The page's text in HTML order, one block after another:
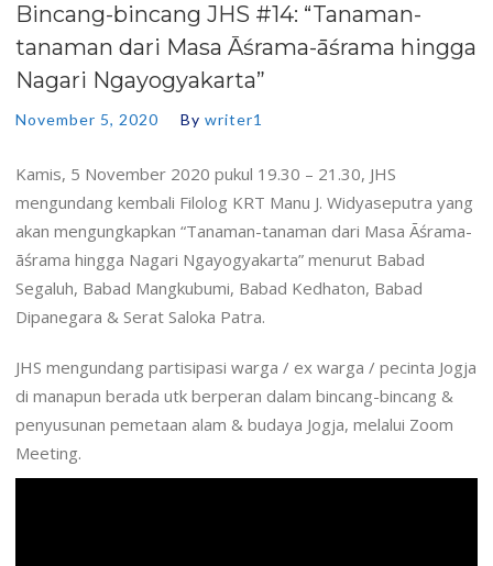
Bincang-bincang JHS #14: “Tanaman-
tanaman dari Masa Āśrama-āśrama hingga
Nagari Ngayogyakarta”
November 5, 2020 By writer1
Kamis, 5 November 2020 pukul 19.30 – 21.30, JHS
mengundang kembali Filolog KRT Manu J. Widyaseputra yang
akan mengungkapkan “Tanaman-tanaman dari Masa Āśrama-
āśrama hingga Nagari Ngayogyakarta” menurut Babad
Segaluh, Babad Mangkubumi, Babad Kedhaton, Babad
Dipanegara & Serat Saloka Patra.
JHS mengundang partisipasi warga / ex warga / pecinta Jogja
di manapun berada utk berperan dalam bincang-bincang &
penyusunan pemetaan alam & budaya Jogja, melalui Zoom
Meeting.